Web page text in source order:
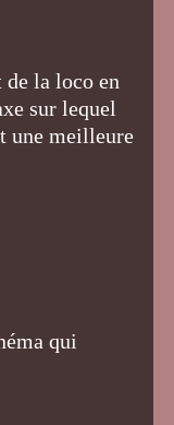
la loco en
sur lequel
une meilleure
qui